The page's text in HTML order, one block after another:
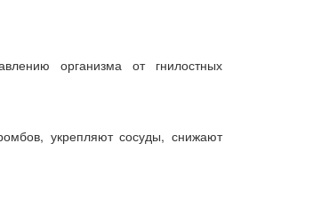
организма от гнилостных
укрепляют сосуды, снижают